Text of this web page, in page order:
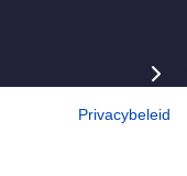
Privacybeleid